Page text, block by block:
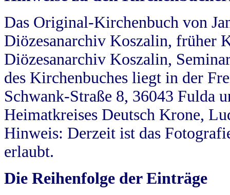
Das Original-Kirchenbuch von
Diözesanarchiv Koszalin, früher
Diözesanarchiv Koszalin,
des Kirchenbuches liegt in der
Schwank-Straße 8, 36043 Fulda
Heimatkreises Deutsch Krone,
Hinweis: Derzeit ist das
erlaubt.
Die Reihenfolge der Einträge